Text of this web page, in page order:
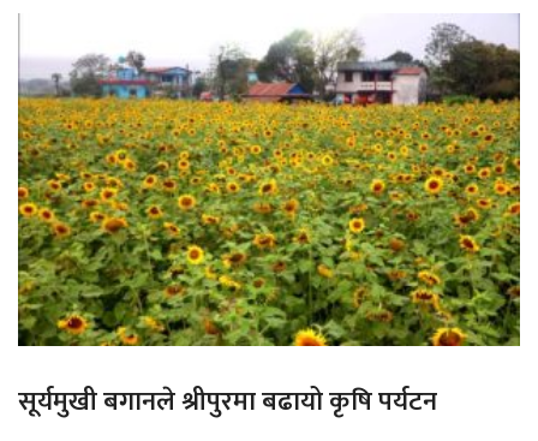
सूर्यमुखी बगानले श्रीपुरमा बढायो कृषि पर्यटन